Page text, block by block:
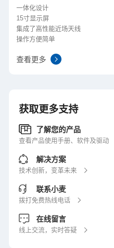
一体化设计
15寸显示屏
集成了高性能近场天线
操作方便简单
查看更多
获取更多支持
了解您的产品
查看产品使用手册、软件及驱动
解决方案
技术创新，变革未来
联系小麦
拨打免费热线电话
在线留言
线上交流，实时答疑